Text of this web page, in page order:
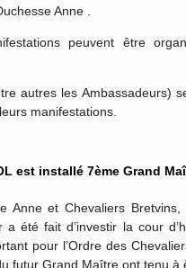
Anne .
peuvent être
autres les Ambassadeurs)
manifestations.
est installé 7ème Grand
Anne et Chevaliers
a été fait d’investir la cour
pour l’Ordre des
futur Grand Maître ont tenu à